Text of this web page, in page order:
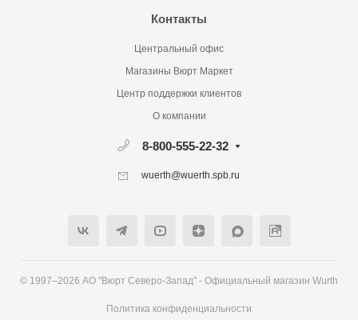
Контакты
Центральный офис
Магазины Вюрт Маркет
Центр поддержки клиентов
О компании
8-800-555-22-32
wuerth@wuerth.spb.ru
© 1997–2026 АО "Вюрт Северо-Запад" - Официальный магазин Wurth
Политика конфиденциальности